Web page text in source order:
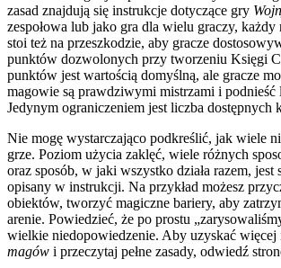
zasad znajdują się instrukcje dotyczące gry
zespołowa lub jako gra dla wielu graczy,
stoi też na przeszkodzie, aby gracze
punktów dozwolonych przy tworzeniu Księgi
punktów jest wartością domyślną, ale gracze
magowie są prawdziwymi mistrzami i
Jedynym ograniczeniem jest liczba dostępnych
Nie mogę wystarczająco podkreślić, jak wiele
grze. Poziom użycia zaklęć, wiele różnych
oraz sposób, w jaki wszystko działa razem, jest
opisany w instrukcji. Na przykład możesz
obiektów, tworzyć magiczne bariery, aby
arenie. Powiedzieć, że po prostu
wielkie niedopowiedzenie. Aby uzyskać
magów i przeczytaj pełne zasady, odwiedź